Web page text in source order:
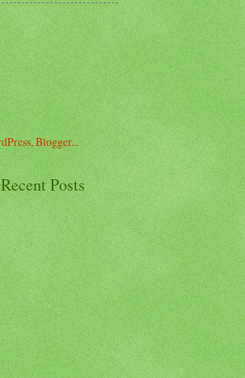
Recent Posts